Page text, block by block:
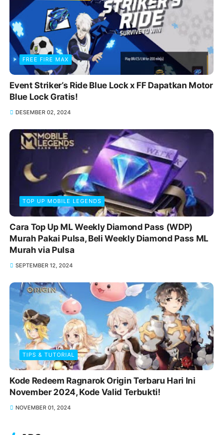
FREE FIRE MAX
Event Striker’s Ride Blue Lock x FF Dapatkan Motor
Blue Lock Gratis!
DESEMBER 02, 2024
TOP UP MOBILE LEGENDS
Cara Top Up ML Weekly Diamond Pass (WDP)
Murah Pakai Pulsa, Beli Weekly Diamond Pass ML
Murah via Pulsa
SEPTEMBER 12, 2024
TIPS & TUTORIAL
Kode Redeem Ragnarok Origin Terbaru Hari Ini
November 2024, Kode Valid Terbukti!
NOVEMBER 01, 2024